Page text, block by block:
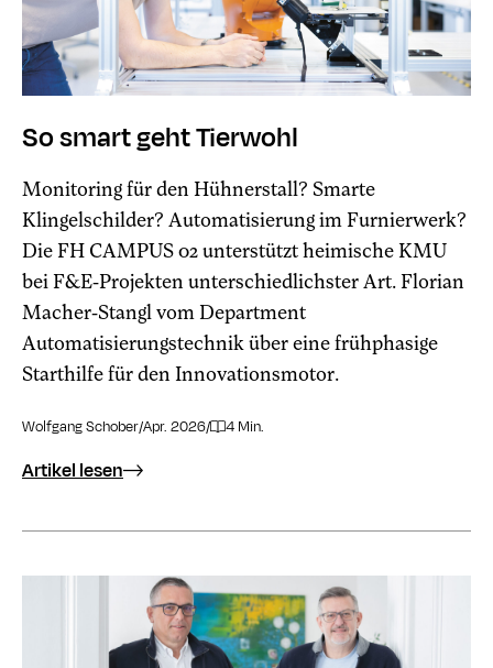
So smart geht Tierwohl
Monitoring für den Hühnerstall? Smarte
Klingelschilder? Automatisierung im Furnierwerk?
Die FH CAMPUS 02 unterstützt heimische KMU
bei F&E-Projekten unterschiedlichster Art. Florian
Macher-Stangl vom Department
Automatisierungstechnik über eine frühphasige
Starthilfe für den Innovationsmotor.
Wolfgang Schober/Apr. 2026/ 4 Min.
Artikel lesen